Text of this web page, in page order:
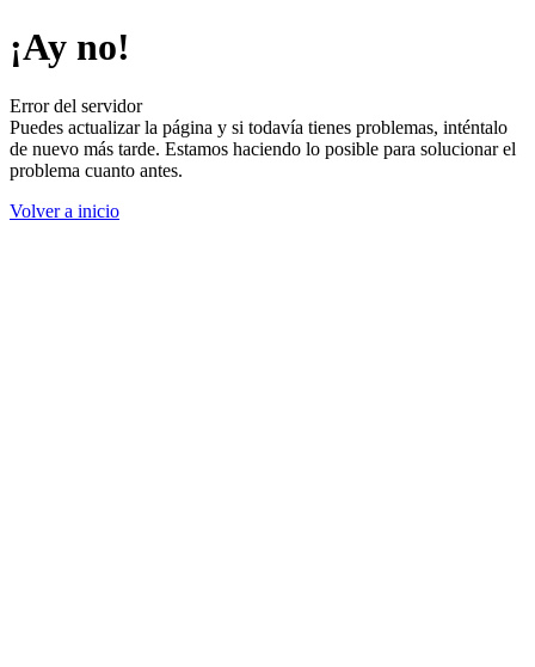
¡Ay no!
Error del servidor
Puedes actualizar la página y si todavía tienes problemas, inténtalo
de nuevo más tarde. Estamos haciendo lo posible para solucionar el
problema cuanto antes.
Volver a inicio